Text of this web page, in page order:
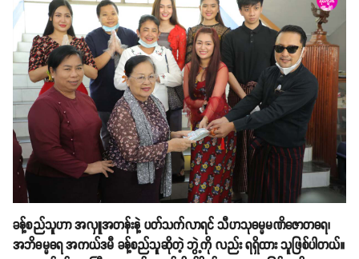
ခန့်စည်သူဟာ အလှူအတန်းနဲ့ ပတ်သက်လာရင် သီဟသုဓမ္မမဏိဇောတဓရ၊
အဘိဓမ္မဓရ အကယ်ဒမီ ခန့်စည်သူဆိုတဲ့ ဘွဲ့ကို လည်း ရရှိထား သူဖြစ်ပါတယ်။